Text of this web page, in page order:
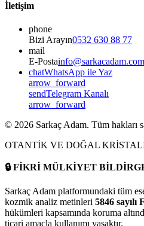
İletişim
phone
Bizi Arayın0532 630 88 77
mail
E-Postainfo@sarkacadam.com
chatWhatsApp ile Yaz
arrow_forward
sendTelegram Kanalı
arrow_forward
© 2026 Sarkaç Adam. Tüm hakları
OTANTİK VE DOĞAL
🔒FİKRİ MÜLKİYET
Sarkaç Adam platformundaki tüm
kozmik analiz metinleri 5846 sayılı
hükümleri kapsamında koruma
ticari amaçla kullanımı yasaktır.